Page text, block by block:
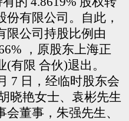
有限公司。自此，
限公司持股比例由
，原股东上海正
(有限 合伙)退出。
7 日，经临时股东会
晓艳女士、袁彬先生
会董事，朱强先生、